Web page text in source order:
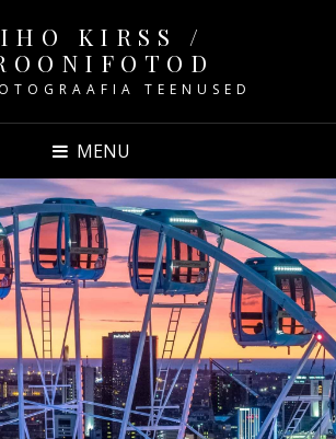
KIRSS /
TEENUSED
MENU